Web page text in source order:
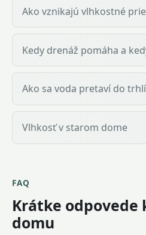
Ako vznikajú vlhkostné
Kedy drenáž pomáha a
Ako sa voda pretaví do
Vlhkosť v starom dome
FAQ
Krátke odpovede
domu